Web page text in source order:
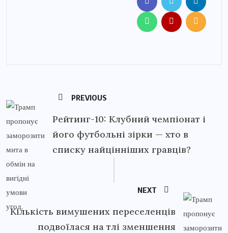
PREVIOUS
Рейтинг-10: Клубний чемпіонат і
його футбольні зірки — хто в
списку найцінніших гравців?
NEXT
Кількість вимушених переселенців
подвоїлася на тлі зменшення